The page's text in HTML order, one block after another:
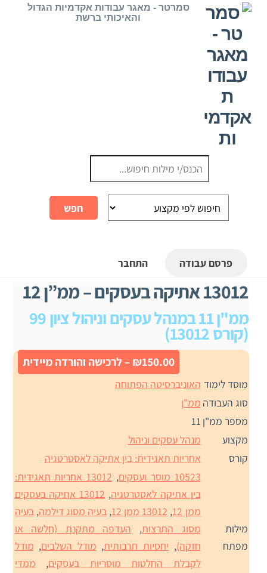
Skip
content
סמרטר - מאגר עבודות אקדמיות הגדול
והאיכותי ברשת
פרסם עבודה התחבר
13012 אתיקה בעסקים – ממ”ן 12
ממ"ן 11 במנהל עסקים וניהול ציון 99
(קורס 13012)
₪150.00 – לרכישה והורדה מיידית
מוסד לימוד האוניברסיטה הפתוחה
סוג העבודה ממ"ן
מספר ממ"ן 11
מקצוע
מנהל עסקים וניהול
קורס
אחריות תאגידית: בין אתיקה לאסטרטגיה
מילות
מפתח
10523 מוסר ועסקים ,
13012 אחריות תאגידית:
בין אתיקה לאסטרטגיה,
13012 אתיקה בעסקים
ממן 12
, 13012 ממן 12 ,בעיה מסוג דילמה,בעיה
מסוג התרצות, העדפה מתקנת (חלשה או
חזקה), יחסיות תרבותית, מודל השלבים, מודל
לקבלת החלטות מוסריות בעסקים, ממדי